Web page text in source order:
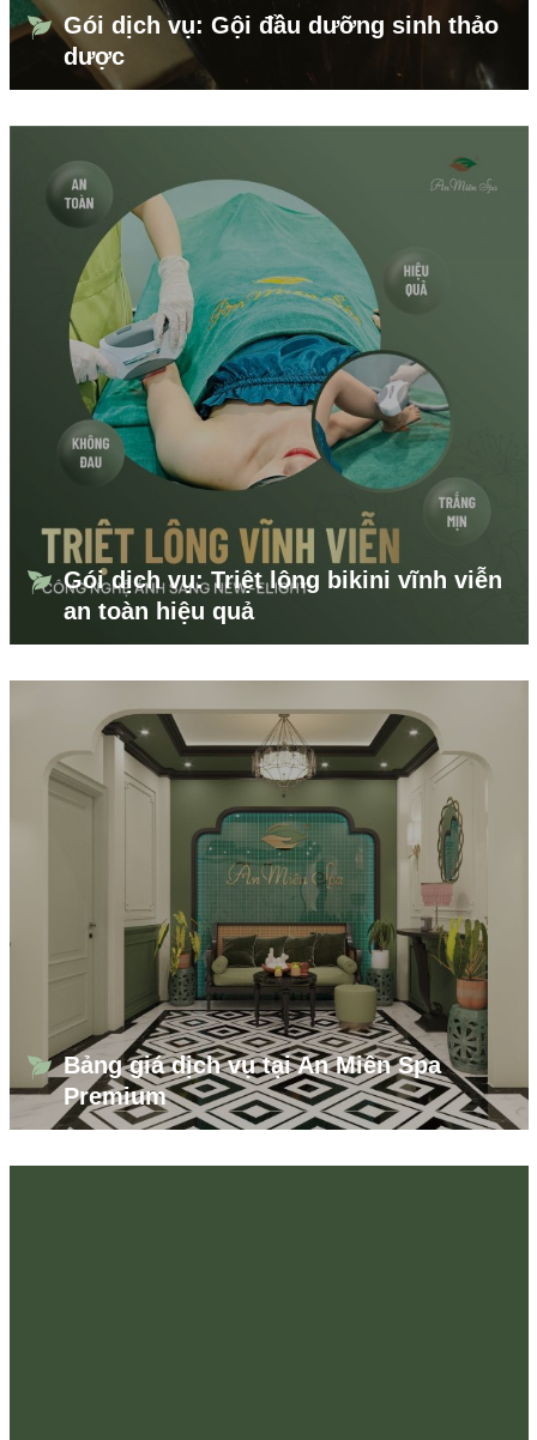
Gói dịch vụ: Gội đầu dưỡng sinh thảo
dược
Gói dịch vụ: Triệt lông bikini vĩnh viễn
an toàn hiệu quả
Bảng giá dịch vụ tại An Miên Spa
Premium